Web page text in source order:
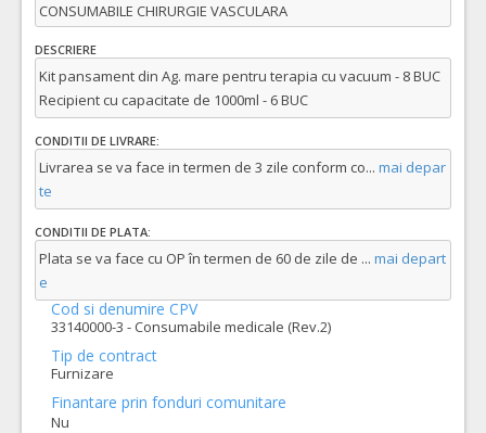
CONSUMABILE CHIRURGIE VASCULARA
DESCRIERE
Kit pansament din Ag. mare pentru terapia cu vacuum - 8 BUC
Recipient cu capacitate de 1000ml - 6 BUC
CONDITII DE LIVRARE:
Livrarea se va face in termen de 3 zile conform co... mai depar
te
CONDITII DE PLATA:
Plata se va face cu OP în termen de 60 de zile de ... mai depart
e
Cod si denumire CPV
33140000-3 - Consumabile medicale (Rev.2)
Tip de contract
Furnizare
Finantare prin fonduri comunitare
Nu